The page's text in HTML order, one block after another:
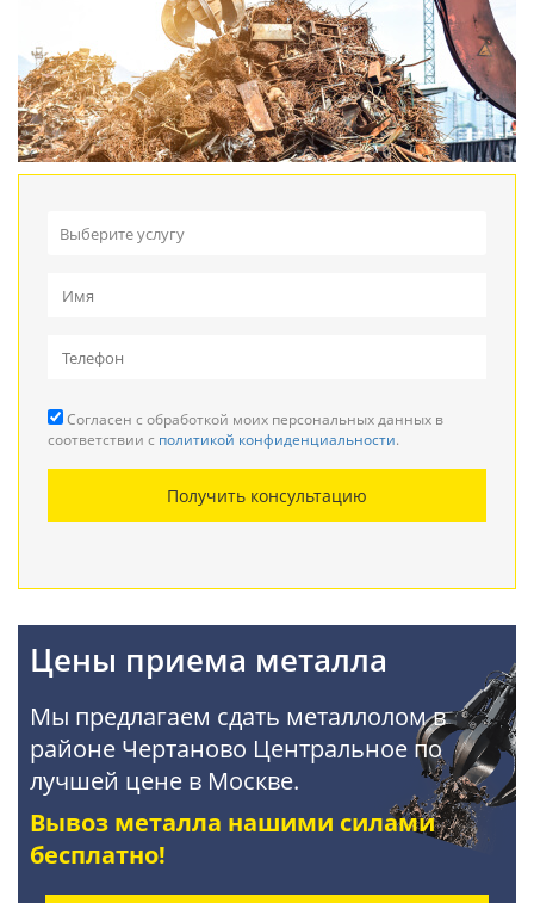
Выберите услугу
Прием кабеля
Резка металла
Демонтаж металлоконструкций
Покупка АКБ
Согласен с обработкой моих персональных данных в
соответствии с политикой конфиденциальности.
Получить консультацию
Цены приема металла
Мы предлагаем сдать металлолом в
районе Чертаново Центральное по
лучшей цене в Москве.
Вывоз металла нашими силами
бесплатно!